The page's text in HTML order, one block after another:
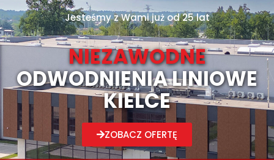
Jesteśmy z Wami już od 25 lat
NIEZAWODNE
ODWODNIENIA LINIOWE
KIELCE
ZOBACZ OFERTĘ